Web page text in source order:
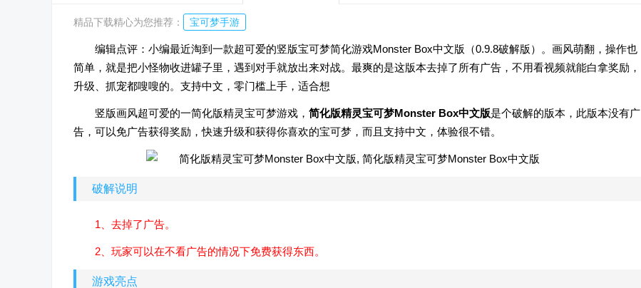
精品下载精心为您推荐： 宝可梦手游
编辑点评：小编最近淘到一款超可爱的竖版宝可梦简化游戏Monster Box中文版（0.9.8破解版）。画风萌翻，操作也
简单，就是把小怪物收进罐子里，遇到对手就放出来对战。最爽的是这版本去掉了所有广告，不用看视频就能白拿奖励，
升级、抓宠都嗖嗖的。支持中文，零门槛上手，适合想
竖版画风超可爱的一简化版精灵宝可梦游戏， 简化版精灵宝可梦Monster Box中文版是个破解的版本，此版本没有广
告，可以免广告获得奖励，快速升级和获得你喜欢的宝可梦，而且支持中文，体验很不错。
破解说明
1、去掉了广告。
2、玩家可以在不看广告的情况下免费获得东西。
游戏亮点